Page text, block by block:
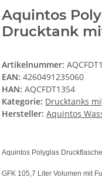
Aquintos
Drucktank
Artikelnummer:
EAN: 4260491235060
HAN: AQCFDT1354
Kategorie: Drucktanks
Hersteller: Aquintos
Aquintos Polyglas
GFK 105,7 Liter Volumen mit